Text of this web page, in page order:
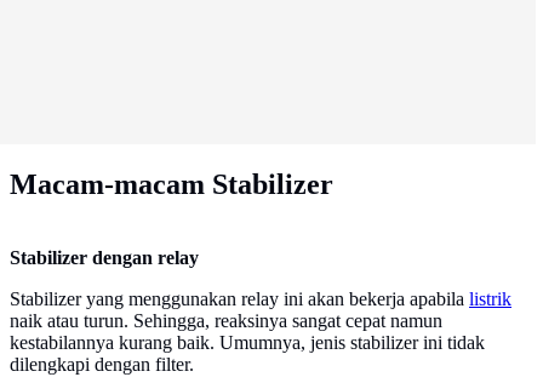
Macam-macam Stabilizer
Stabilizer dengan relay
Stabilizer yang menggunakan relay ini akan bekerja apabila listrik
naik atau turun. Sehingga, reaksinya sangat cepat namun
kestabilannya kurang baik. Umumnya, jenis stabilizer ini tidak
dilengkapi dengan filter.